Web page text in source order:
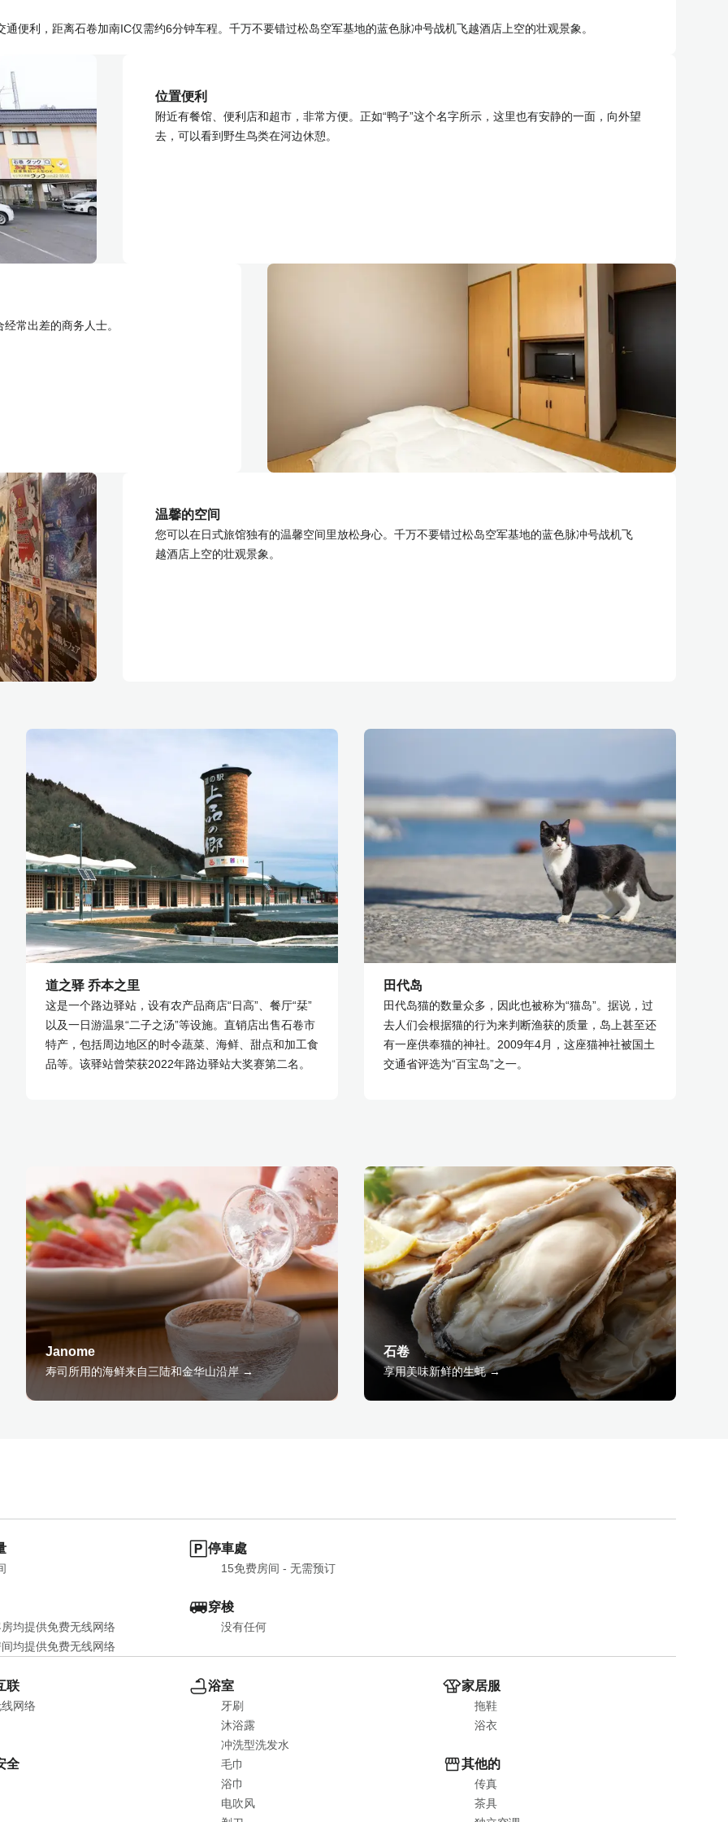
便利，距离石卷加南IC仅需约6分钟车程。千万不要错过松岛空军基地的蓝色脉冲号战机飞越酒店上空的壮观景象。
位置便利
附近有餐馆、便利店和超市，非常方便。正如“鸭子”这个名字所示，这里也有安静的一面，向外望
去，可以看到野生鸟类在河边休憩。
常出差的商务人士。
温馨的空间
您可以在日式旅馆独有的温馨空间里放松身心。千万不要错过松岛空军基地的蓝色脉冲号战机飞
越酒店上空的壮观景象。
道之驿 乔本之里
这是一个路边驿站，设有农产品商店“日高”、餐厅“栞”
以及一日游温泉“二子之汤”等设施。直销店出售石卷市
特产，包括周边地区的时令蔬菜、海鲜、甜点和加工食
品等。该驿站曾荣获2022年路边驿站大奖赛第二名。
田代岛
田代岛猫的数量众多，因此也被称为“猫岛”。据说，过
去人们会根据猫的行为来判断渔获的质量，岛上甚至还
有一座供奉猫的神社。2009年4月，这座猫神社被国土
交通省评选为“百宝岛”之一。
Janome
寿司所用的海鲜来自三陆和金华山沿岸 →
石卷
享用美味新鲜的生蚝 →
均提供免费无线网络
均提供免费无线网络
停車處
15免费房间 - 无需预订
穿梭
没有任何
联
网络
全
浴室
牙刷
沐浴露
冲洗型洗发水
毛巾
浴巾
电吹风
家居服
拖鞋
浴衣
其他的
传真
茶具